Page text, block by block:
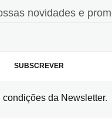
novidades e
SUBSCREVER
condições da Newsletter.